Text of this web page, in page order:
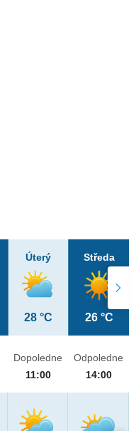
Úterý
28 °C
Středa
26 °C
Dopoledne
11:00
Odpoledne
14:00